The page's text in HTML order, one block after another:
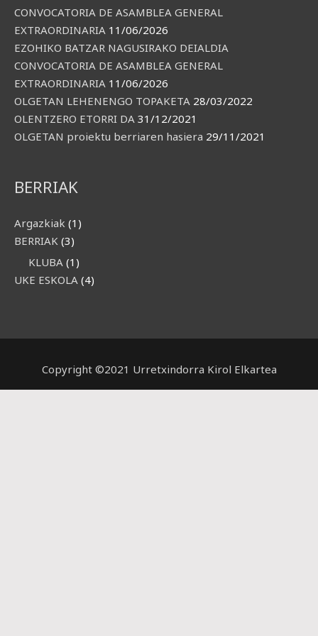
CONVOCATORIA DE ASAMBLEA GENERAL
EXTRAORDINARIA 11/06/2026
EZOHIKO BATZAR NAGUSIRAKO DEIALDIA
CONVOCATORIA DE ASAMBLEA GENERAL
EXTRAORDINARIA 11/06/2026
OLGETAN LEHENENGO TOPAKETA 28/03/2022
OLENTZERO ETORRI DA 31/12/2021
OLGETAN proiektu berriaren hasiera 29/11/2021
BERRIAK
Argazkiak (1)
BERRIAK (3)
KLUBA (1)
UKE ESKOLA (4)
Copyright ©2021 Urretxindorra Kirol Elkartea